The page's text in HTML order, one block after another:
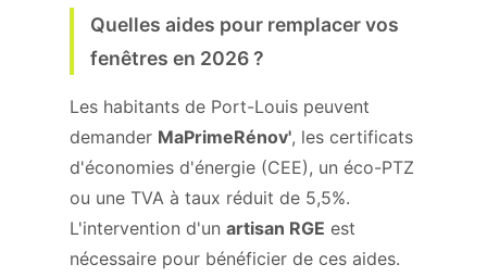
Quelles aides pour remplacer vos
fenêtres en 2026 ?
Les habitants de Port-Louis peuvent
demander MaPrimeRénov', les certificats
d'économies d'énergie (CEE), un éco-PTZ
ou une TVA à taux réduit de 5,5%.
L'intervention d'un artisan RGE est
nécessaire pour bénéficier de ces aides.